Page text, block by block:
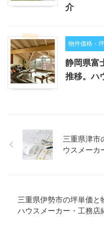
介
物件価格・
静岡県富
推移。ハ
三重県津市
ウスメーカ
三重県伊勢市の坪単価と
ハウスメーカー・工務店